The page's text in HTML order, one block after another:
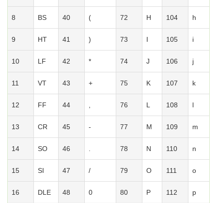
8 BS 40 ( 72 H 104 h
9 HT 41 ) 73 I 105 i
10 LF 42 * 74 J 106 j
11 VT 43 + 75 K 107 k
12 FF 44 76 L 108 l
13 CR 45 - 77 M 109 m
14 SO 46 78 N 110 n
15 SI 47 / 79 O 111 o
16 DLE 48 0 80 P 112 p